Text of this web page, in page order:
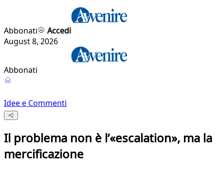
Abbonati
Accedi
August 8, 2026
Abbonati
Idee e Commenti
Il problema non è l’«escalation», ma la
mercificazione